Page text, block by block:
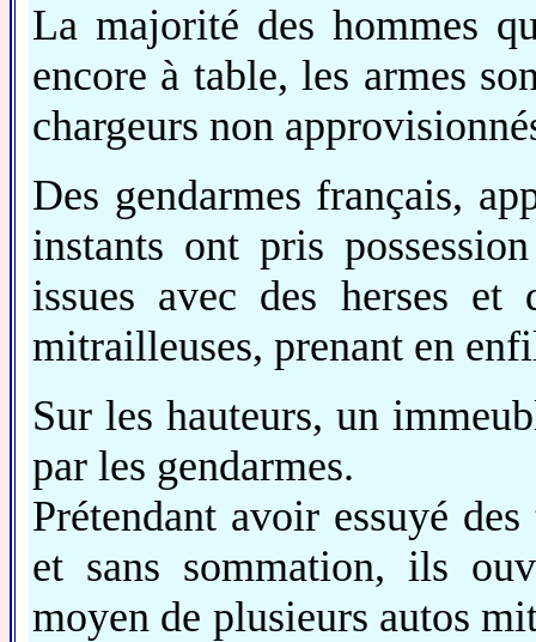
La majorité des hommes
encore à table, les armes
chargeurs non
Des gendarmes français,
instants ont pris
issues avec des herses et
mitrailleuses, prenant en
Sur les hauteurs, un
par les gendarmes.
Prétendant avoir essuyé
et sans sommation, ils
moyen de plusieurs autos